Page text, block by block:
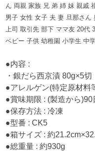
ん 両親 家族 兄 弟 姉 妹 親戚
男子 女性 女子 夫 妻 旦那さん
上司 取引先 部下 ママ友 20代
ベビー 子供 幼稚園 小学生 中
●内容 :
・銀だら西京漬 80g×5切
●アレルゲン(特定原材料
●賞味期限 : (製造から)90
●保存方法 : 冷凍
●型番 : CK5
●箱サイズ : 約
●総重量 : 約930g